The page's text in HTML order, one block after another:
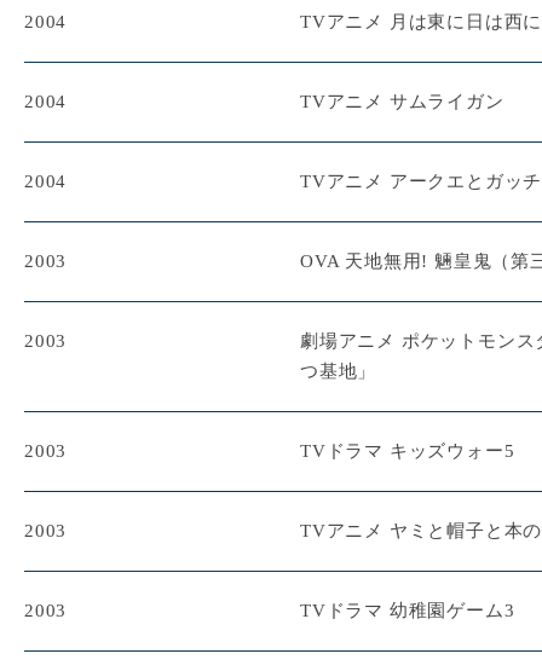
2004 TVアニメ 月は東に日は西に
2004 TVアニメ サムライガン
2004 TVアニメ アークエとガッ
2003 OVA 天地無用! 魎皇鬼（第
2003
劇場アニメ ポケットモン
つ基地」
2003 TVドラマ キッズウォー5
2003 TVアニメ ヤミと帽子と本
2003 TVドラマ 幼稚園ゲーム3